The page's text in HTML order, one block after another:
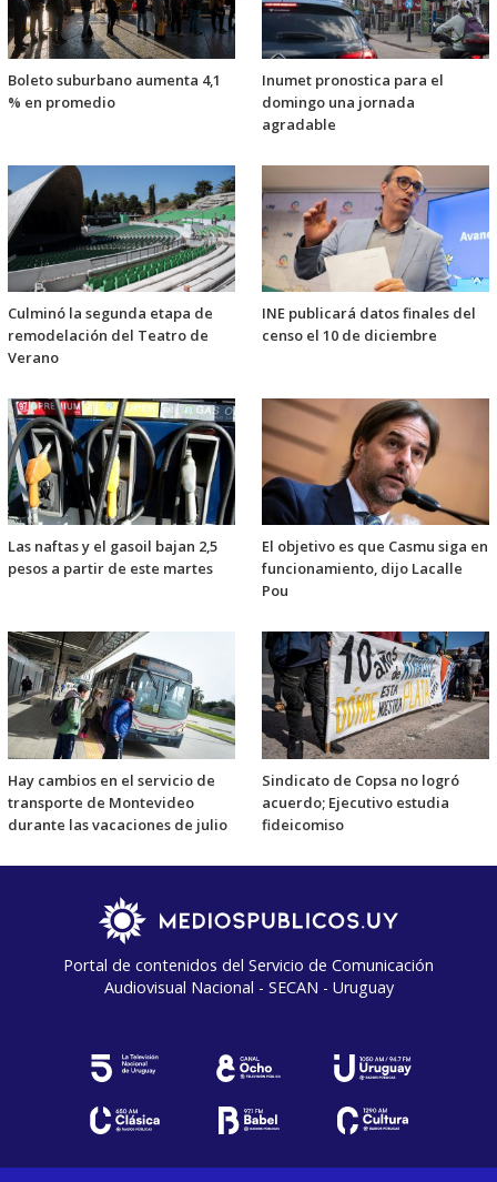
Boleto suburbano aumenta 4,1
% en promedio
Inumet pronostica para el
domingo una jornada
agradable
Culminó la segunda etapa de
remodelación del Teatro de
Verano
INE publicará datos finales del
censo el 10 de diciembre
Las naftas y el gasoil bajan 2,5
pesos a partir de este martes
El objetivo es que Casmu siga en
funcionamiento, dijo Lacalle
Pou
Hay cambios en el servicio de
transporte de Montevideo
durante las vacaciones de julio
Sindicato de Copsa no logró
acuerdo; Ejecutivo estudia
fideicomiso
Portal de contenidos del Servicio de Comunicación
Audiovisual Nacional - SECAN - Uruguay